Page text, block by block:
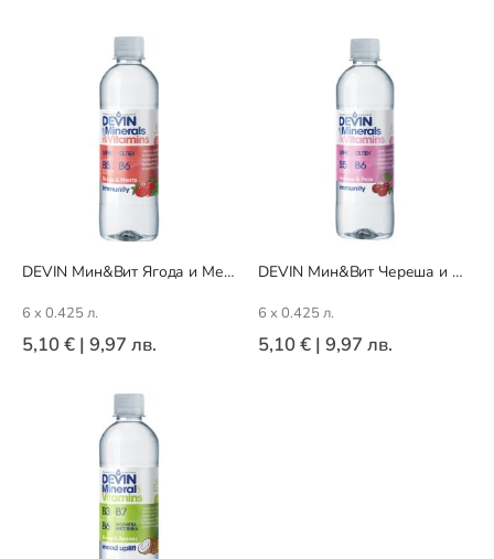
DEVIN Мин&Вит Ягода и Мента
6 x 0.425 л.
5,10 € | 9,97 лв.
DEVIN Мин&Вит Череша и Роза
6 x 0.425 л.
5,10 € | 9,97 лв.